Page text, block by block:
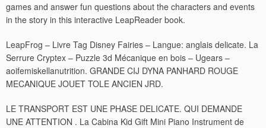
games and answer fun questions about the characters and events
in the story in this interactive LeapReader book.
LeapFrog – Livre Tag Disney Fairies – Langue: anglais delicate. La
Serrure Cryptex – Puzzle 3d Mécanique en bois – Ugears –
aoifemiskellanutrition. GRANDE CIJ DYNA PANHARD ROUGE
MECANIQUE JOUET TOLE ANCIEN JRD.
LE TRANSPORT EST UNE PHASE DELICATE. QUI DEMANDE
UNE ATTENTION . La Cabina Kid Gift Mini Piano Instrument de